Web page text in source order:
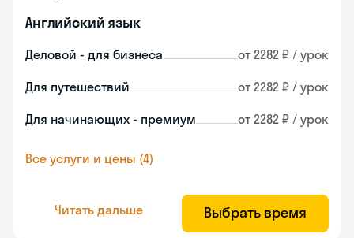
Английский язык
Деловой - для бизнеса от 2282 ₽ / урок
Для путешествий от 2282 ₽ / урок
Для начинающих - премиум от 2282 ₽ / урок
Все услуги и цены (4)
Читать дальше Выбрать время